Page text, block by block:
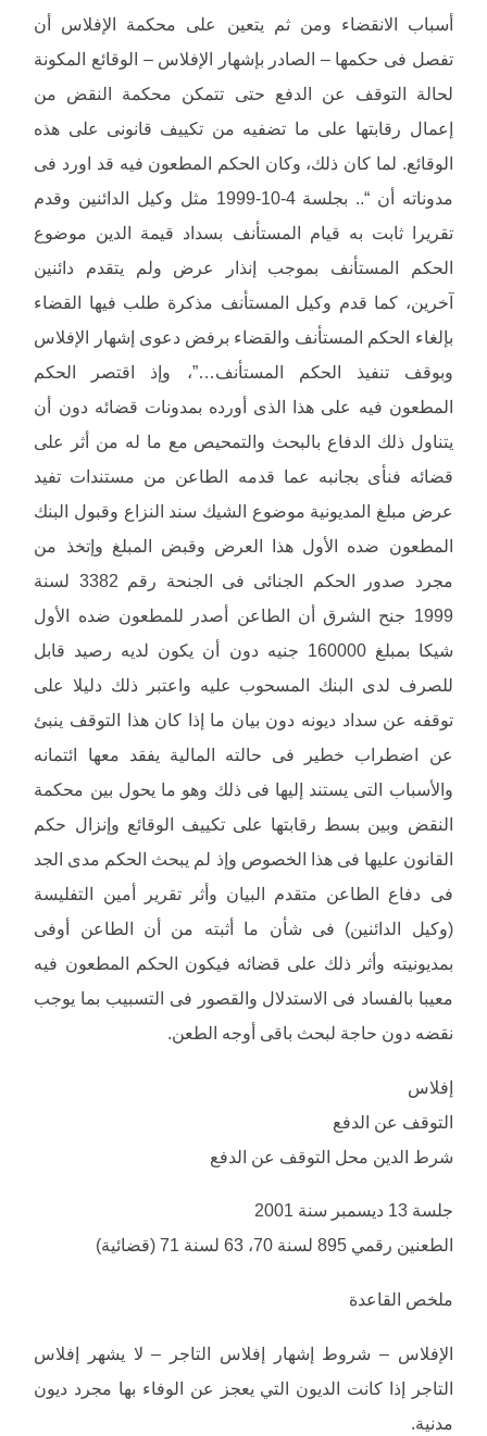
أسباب الانقضاء ومن ثم يتعين على محكمة الإفلاس أن
تفصل فى حكمها – الصادر بإشهار الإفلاس – الوقائع المكونة
لحالة التوقف عن الدفع حتى تتمكن محكمة النقض من
إعمال رقابتها على ما تضفيه من تكييف قانونى على هذه
الوقائع. لما كان ذلك، وكان الحكم المطعون فيه قد اورد فى
مدوناته أن “.. بجلسة 4-10-1999 مثل وكيل الدائنين وقدم
تقريرا ثابت به قيام المستأنف بسداد قيمة الدين موضوع
الحكم المستأنف بموجب إنذار عرض ولم يتقدم دائنين
آخرين، كما قدم وكيل المستأنف مذكرة طلب فيها القضاء
بإلغاء الحكم المستأنف والقضاء برفض دعوى إشهار الإفلاس
وبوقف تنفيذ الحكم المستأنف…”، وإذ اقتصر الحكم
المطعون فيه على هذا الذى أورده بمدونات قضائه دون أن
يتناول ذلك الدفاع بالبحث والتمحيص مع ما له من أثر على
قضائه فنأى بجانبه عما قدمه الطاعن من مستندات تفيد
عرض مبلغ المديونية موضوع الشيك سند النزاع وقبول البنك
المطعون ضده الأول هذا العرض وقبض المبلغ وإتخذ من
مجرد صدور الحكم الجنائى فى الجنحة رقم 3382 لسنة
1999 جنح الشرق أن الطاعن أصدر للمطعون ضده الأول
شيكا بمبلغ 160000 جنيه دون أن يكون لديه رصيد قابل
للصرف لدى البنك المسحوب عليه واعتبر ذلك دليلا على
توقفه عن سداد ديونه دون بيان ما إذا كان هذا التوقف ينبئ
عن اضطراب خطير فى حالته المالية يفقد معها ائتمانه
والأسباب التى يستند إليها فى ذلك وهو ما يحول بين محكمة
النقض وبين بسط رقابتها على تكييف الوقائع وإنزال حكم
القانون عليها فى هذا الخصوص وإذ لم يبحث الحكم مدى الجد
فى دفاع الطاعن متقدم البيان وأثر تقرير أمين التفليسة
(وكيل الدائنين) فى شأن ما أثبته من أن الطاعن أوفى
بمديونيته وأثر ذلك على قضائه فيكون الحكم المطعون فيه
معيبا بالفساد فى الاستدلال والقصور فى التسبيب بما يوجب
نقضه دون حاجة لبحث باقى أوجه الطعن.
إفلاس
التوقف عن الدفع
شرط الدين محل التوقف عن الدفع
جلسة 13 ديسمبر سنة 2001
الطعنين رقمي 895 لسنة 70، 63 لسنة 71 (قضائية)
ملخص القاعدة
الإفلاس – شروط إشهار إفلاس التاجر – لا يشهر إفلاس
التاجر إذا كانت الديون التي يعجز عن الوفاء بها مجرد ديون
مدنية.